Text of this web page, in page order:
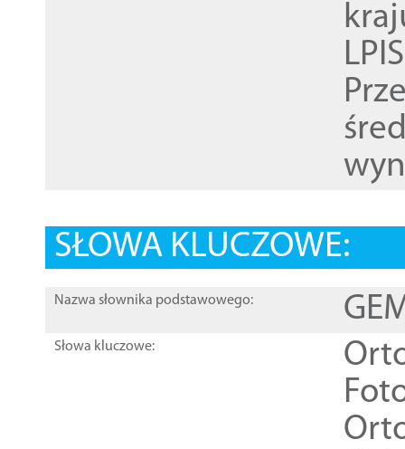
SŁOWA KLUCZOWE:
Nazwa słownika podstawowego:
Słowa kluczowe: